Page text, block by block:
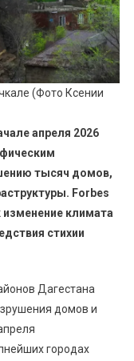
(Фото Ксении
апреля 2026
тысяч домов,
Forbes
изменение климата
стихии
Дагестана
домов и
городах